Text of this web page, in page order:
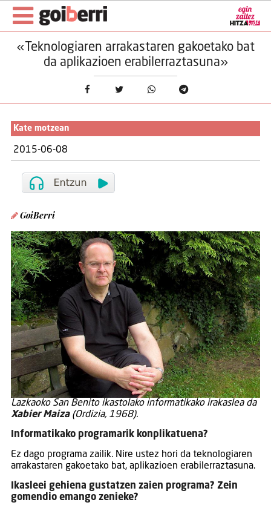
«Teknologiaren arrakastaren gakoetako bat
da aplikazioen erabilerraztasuna»
Kate motzean
2015-06-08
GoiBerri
Lazkaoko San Benito ikastolako informatikako irakaslea da
Xabier Maiza(Ordizia, 1968).
Informatikako programarik konplikatuena?
Ez dago programa zailik. Nire ustez hori da teknologiaren
arrakastaren gakoetako bat, aplikazioen erabilerraztasuna.
Ikasleei gehiena gustatzen zaien programa? Zein
gomendio emango zenieke?